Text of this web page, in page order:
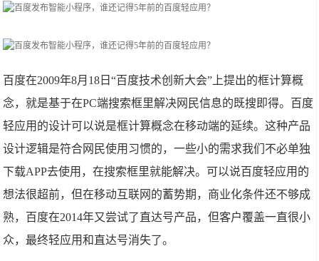
百度在2009年8月18日“百度技术创新大会”上提出的框计算概
念，就是基于在PC端搜索框里解决网民信息的既搜即得。百度
轻应用的设计可以说是框计算概念在移动端的延续。这种产品
设计逻辑是符合网民使用习惯的，一些小的需求我们不必单独
下载APP去使用，在搜索框里就能解决。可以说百度轻应用的
想法很超前，但在移动互联网的蓄势期，商业化条件还不够成
熟，百度在2014年又尝试了直达号产品，但客户覆盖一直很小
众，最终轻应用和直达号消失了。